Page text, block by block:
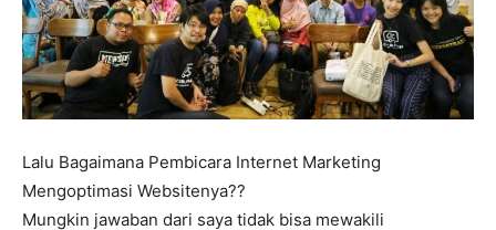
Lalu Bagaimana Pembicara Internet Marketing
Mengoptimasi Websitenya??
Mungkin jawaban dari saya tidak bisa mewakili